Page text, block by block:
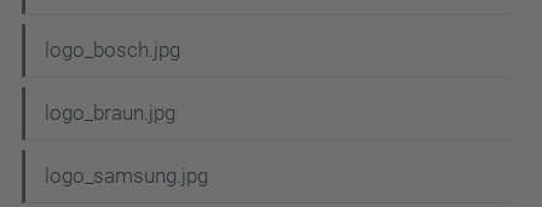
logo_bosch.jpg
logo_braun.jpg
logo_samsung.jpg